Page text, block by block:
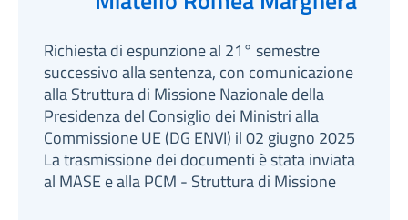
Richiesta di espunzione al 21° semestre
successivo alla sentenza, con comunicazione
alla Struttura di Missione Nazionale della
Presidenza del Consiglio dei Ministri alla
Commissione UE (DG ENVI) il 02 giugno 2025
La trasmissione dei documenti è stata inviata
al MASE e alla PCM - Struttura di Missione